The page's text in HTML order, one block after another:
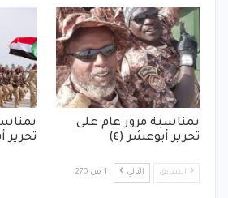
بمناسبة مرور عام على
تحرير أبوعشر (٤)
تحرير
السابق التالي 1 من 270